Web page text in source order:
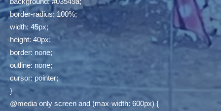
border-radius: 100%;
width: 45px;
height: 40px;
border: none;
outline: none;
cursor: pointer;
}
@media only screen and (max-width: 600px) {